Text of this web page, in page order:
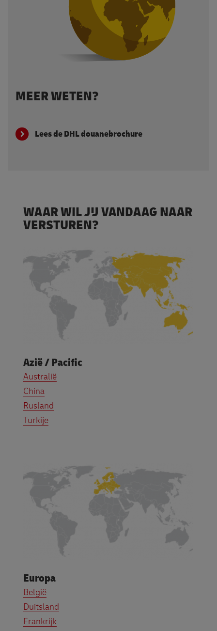
MEER WETEN?
Lees de DHL douanebrochure
WAAR WIL JIJ VANDAAG NAAR
VERSTUREN?
Azië / Pacific
Australië
China
Rusland
Turkije
Europa
België
Duitsland
Frankrijk